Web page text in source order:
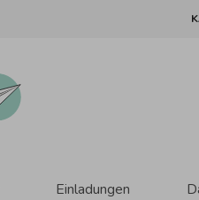
Einladungen